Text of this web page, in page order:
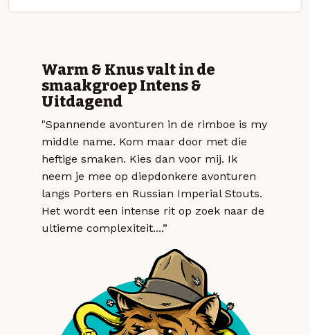
Warm & Knus valt in de
smaakgroep Intens &
Uitdagend
"Spannende avonturen in de rimboe is my
middle name. Kom maar door met die
heftige smaken. Kies dan voor mij. Ik
neem je mee op diepdonkere avonturen
langs Porters en Russian Imperial Stouts.
Het wordt een intense rit op zoek naar de
ultieme complexiteit....”